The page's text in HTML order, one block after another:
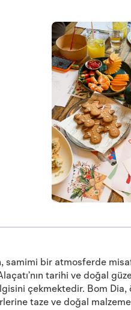
samimi bir atmosferde
tarihi ve doğal
çekmektedir. Bom Dia,
taze ve doğal